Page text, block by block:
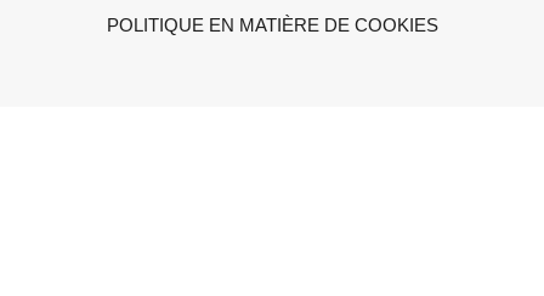
POLITIQUE EN MATIÈRE DE COOKIES